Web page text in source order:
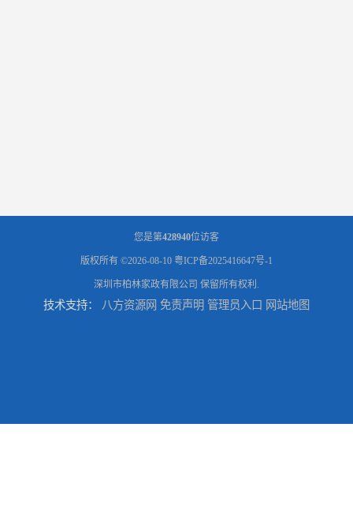
您是第428940位访客
版权所有 ©2026-08-10 粤ICP备2025416647号-1
深圳市柏林家政有限公司 保留所有权利.
技术支持： 八方资源网 免责声明 管理员入口 网站地图